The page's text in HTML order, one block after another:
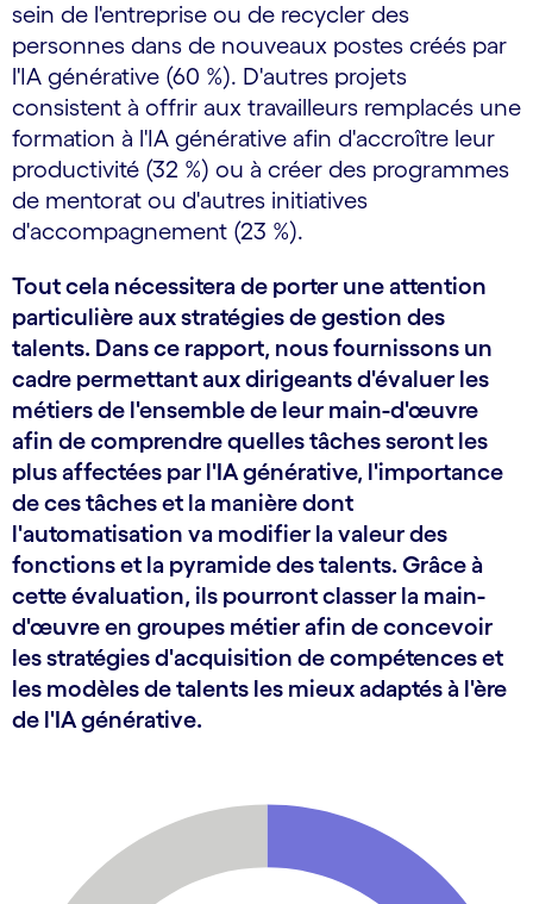
sein de l'entreprise ou de recycler des
personnes dans de nouveaux postes créés par
l'IA générative (60 %). D'autres projets
consistent à offrir aux travailleurs remplacés une
formation à l'IA générative afin d'accroître leur
productivité (32 %) ou à créer des programmes
de mentorat ou d'autres initiatives
d'accompagnement (23 %).
Tout cela nécessitera de porter une attention
particulière aux stratégies de gestion des
talents. Dans ce rapport, nous fournissons un
cadre permettant aux dirigeants d'évaluer les
métiers de l'ensemble de leur main-d'œuvre
afin de comprendre quelles tâches seront les
plus affectées par l'IA générative, l'importance
de ces tâches et la manière dont
l'automatisation va modifier la valeur des
fonctions et la pyramide des talents. Grâce à
cette évaluation, ils pourront classer la main-
d'œuvre en groupes métier afin de concevoir
les stratégies d'acquisition de compétences et
les modèles de talents les mieux adaptés à l'ère
de l'IA générative.